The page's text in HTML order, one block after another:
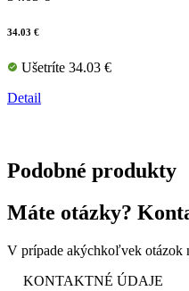
34.03 €
Ušetríte 34.03 €
Detail
Podobné produkty
Máte otázky?
V prípade akýchkoľvek otázok
KONTAKTNÉ ÚDAJE